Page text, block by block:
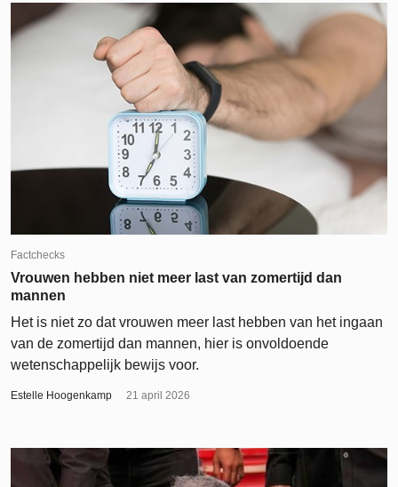
Factchecks
Vrouwen hebben niet meer last van zomertijd dan
mannen
Het is niet zo dat vrouwen meer last hebben van het ingaan
van de zomertijd dan mannen, hier is onvoldoende
wetenschappelijk bewijs voor.
Estelle Hoogenkamp 21 april 2026